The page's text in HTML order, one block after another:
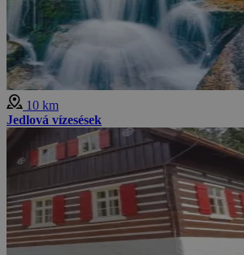
10 km
Jedlová vízesések